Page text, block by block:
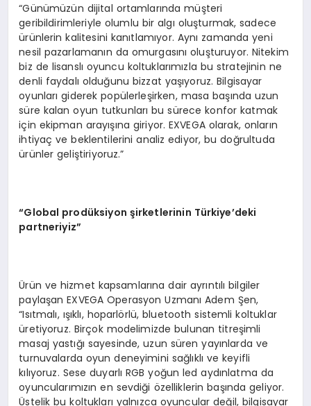
“Günümüzün dijital ortamlarında müşteri
geribildirimleriyle olumlu bir algı oluşturmak, sadece
ürünlerin kalitesini kanıtlamıyor. Aynı zamanda yeni
nesil pazarlamanın da omurgasını oluşturuyor. Nitekim
biz de lisanslı oyuncu koltuklarımızla bu stratejinin ne
denli faydalı olduğunu bizzat yaşıyoruz. Bilgisayar
oyunları giderek popülerleşirken, masa başında uzun
süre kalan oyun tutkunları bu sürece konfor katmak
için ekipman arayışına giriyor. EXVEGA olarak, onların
ihtiyaç ve beklentilerini analiz ediyor, bu doğrultuda
ürünler geliştiriyoruz.”
“Global prodüksiyon şirketlerinin Türkiye’deki
partneriyiz”
Ürün ve hizmet kapsamlarına dair ayrıntılı bilgiler
paylaşan EXVEGA Operasyon Uzmanı Adem Şen,
“Isıtmalı, ışıklı, hoparlörlü, bluetooth sistemli koltuklar
üretiyoruz. Birçok modelimizde bulunan titreşimli
masaj yastığı sayesinde, uzun süren yayınlarda ve
turnuvalarda oyun deneyimini sağlıklı ve keyifli
kılıyoruz. Sese duyarlı RGB yoğun led aydınlatma da
oyuncularımızın en sevdiği özelliklerin başında geliyor.
Üstelik bu koltukları yalnızca oyuncular değil, bilgisayar